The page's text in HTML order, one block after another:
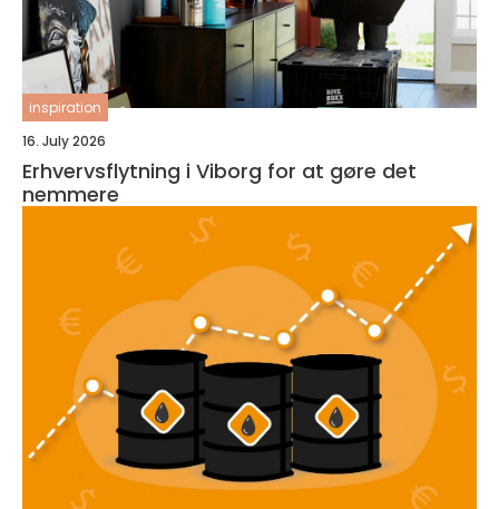
inspiration
16. July 2026
Erhvervsflytning i Viborg for at gøre det
nemmere